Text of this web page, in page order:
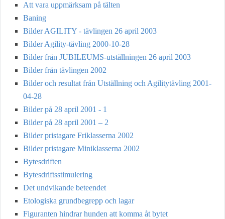
Att vara uppmärksam på tälten
Baning
Bilder AGILITY - tävlingen 26 april 2003
Bilder Agility-tävling 2000-10-28
Bilder från JUBILEUMS-utställningen 26 april 2003
Bilder från tävlingen 2002
Bilder och resultat från Utställning och Agilitytävling 2001-
04-28
Bilder på 28 april 2001 - 1
Bilder på 28 april 2001 – 2
Bilder pristagare Friklasserna 2002
Bilder pristagare Miniklasserna 2002
Bytesdriften
Bytesdriftsstimulering
Det undvikande beteendet
Etologiska grundbegrepp och lagar
Figuranten hindrar hunden att komma åt bytet